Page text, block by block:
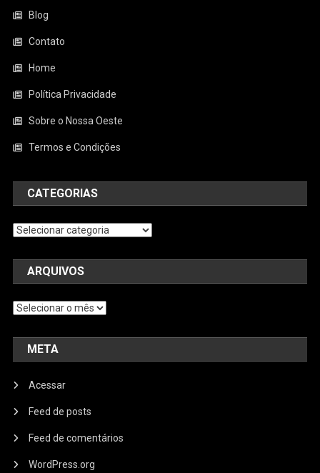
Blog
Contato
Home
Política Privacidade
Sobre o Nossa Oeste
Termos e Condições
CATEGORIAS
Categorias
ARQUIVOS
Arquivos
META
Acessar
Feed de posts
Feed de comentários
WordPress.org